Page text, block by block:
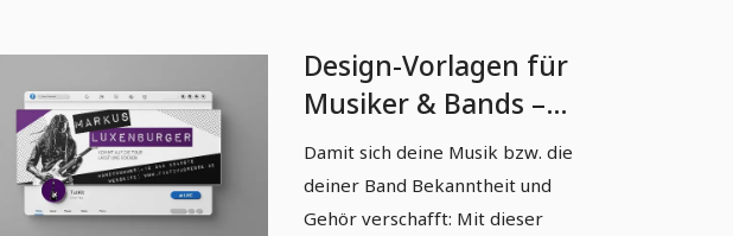
Design-Vorlagen für
Musiker & Bands –
Vol. 1: Facebook-
Titelbild
Damit sich deine Musik bzw. die
deiner Band Bekanntheit und
Gehör verschafft: Mit dieser